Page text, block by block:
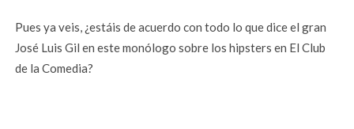
Pues ya veis, ¿estáis de acuerdo con todo lo que dice el gran
José Luis Gil en este monólogo sobre los hipsters en El Club
de la Comedia?